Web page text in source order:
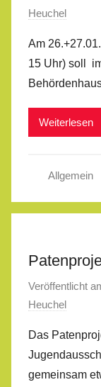
Heuchel
Am
15 Uhr) soll
Weiterlesen
Allgemein
Veröffentlicht
Heuchel
Das
gemeinsam